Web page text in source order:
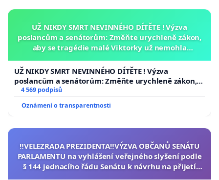
UŽ NIKDY SMRT NEVINNÉHO DÍTĚTE ! Výzva
poslancům a senátorům: Změňte urychleně zákon,
aby se tragédie malé Viktorky už nemohla
UŽ NIKDY SMRT NEVINNÉHO DÍTĚTE ! Výzva
poslancům a senátorům: Změňte urychleně zákon,
aby se tragédie malé Viktorky už nemohla opakovat!
4 569 podpisů
Oznámení o transparentnosti
‼️VELEZRADA PREZIDENTA‼️VÝZVA OBČANŮ SENÁTU
PARLAMENTU na vyhlášení veřejného slyšení podle
§ 144 jednacího řádu Senátu k návrhu na přijetí